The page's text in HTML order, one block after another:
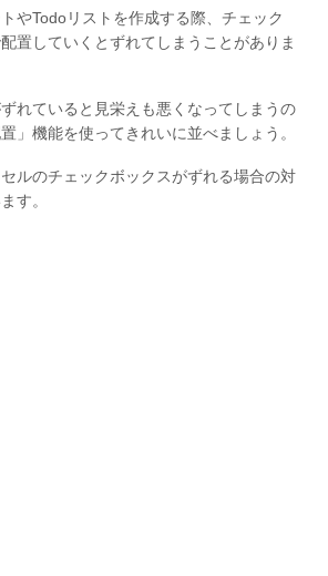
やTodoリストを作成する際、チェック
置していくとずれてしまうことがありま
れていると見栄えも悪くなってしまうの
」機能を使ってきれいに並べましょう。
ルのチェックボックスがずれる場合の対
す。